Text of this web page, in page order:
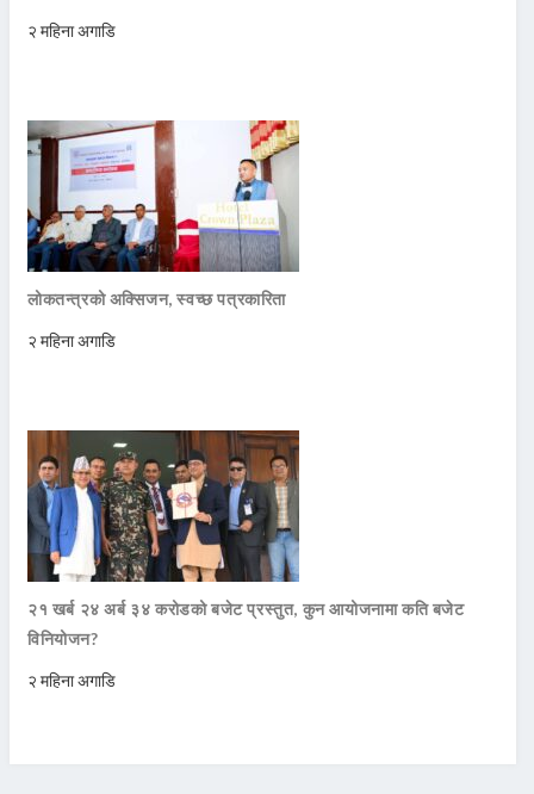
२ महिना अगाडि
लोकतन्त्रको अक्सिजन, स्वच्छ पत्रकारिता
२ महिना अगाडि
२१ खर्ब २४ अर्ब ३४ करोडको बजेट प्रस्तुत, कुन आयोजनामा कति बजेट
विनियोजन?
२ महिना अगाडि